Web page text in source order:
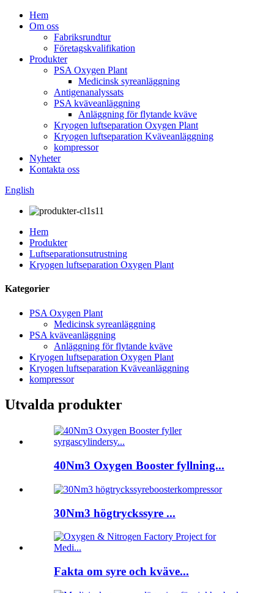
Hem
Om oss
Fabriksrundtur
Företagskvalifikation
Produkter
PSA Oxygen Plant
Medicinsk syreanläggning
Antigenanalyssats
PSA kväveanläggning
Anläggning för flytande kväve
Kryogen luftseparation Oxygen Plant
Kryogen luftseparation Kväveanläggning
kompressor
Nyheter
Kontakta oss
English
Hem
Produkter
Luftseparationsutrustning
Kryogen luftseparation Oxygen Plant
Kategorier
PSA Oxygen Plant
Medicinsk syreanläggning
PSA kväveanläggning
Anläggning för flytande kväve
Kryogen luftseparation Oxygen Plant
Kryogen luftseparation Kväveanläggning
kompressor
Utvalda produkter
40Nm3 Oxygen Booster fyllning...
30Nm3 högtryckssyre ...
Fakta om syre och kväve...